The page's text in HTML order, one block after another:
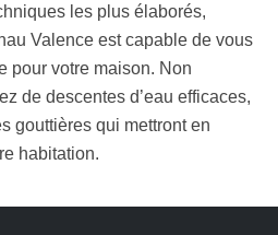
les plus élaborés,
Valence est capable de vous
pour votre maison. Non
de descentes d’eau efficaces,
gouttières qui mettront en
habitation.